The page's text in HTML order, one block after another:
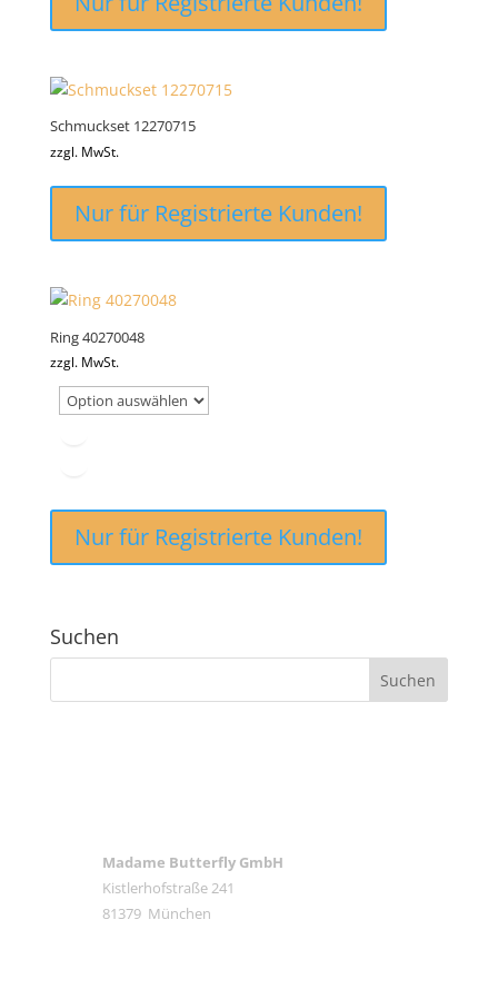
Schmuckset 12270715
zzgl. MwSt.
Nur für Registrierte Kunden!
Ring 40270048
zzgl. MwSt.
Nur für Registrierte Kunden!
Suchen
Madame Butterfly GmbH
Kistlerhofstraße 241
81379 München